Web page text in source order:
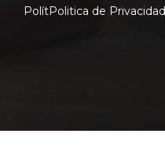
PolítPolitica de Privacidad